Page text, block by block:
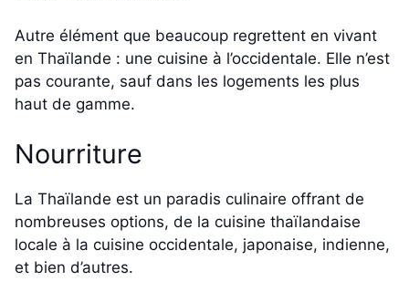
Autre élément que beaucoup regrettent en vivant
en Thaïlande : une cuisine à l’occidentale. Elle n’est
pas courante, sauf dans les logements les plus
haut de gamme.
Nourriture
La Thaïlande est un paradis culinaire offrant de
nombreuses options, de la cuisine thaïlandaise
locale à la cuisine occidentale, japonaise, indienne,
et bien d’autres.